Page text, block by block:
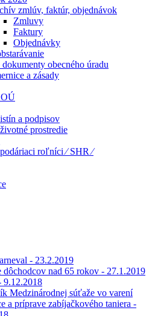
zmlúv, faktúr, objednávok
Zmluvy
Faktury
Objednávky
dokumenty obecného úradu
a zásady
a podpisov
prostredie
roľníci ⁄ SHR ⁄
- 23.2.2019
dôchodcov nad 65 rokov - 27.1.2019
9.12.2018
Medzinárodnej súťaže vo varení
a príprave zabíjačkového taniera -